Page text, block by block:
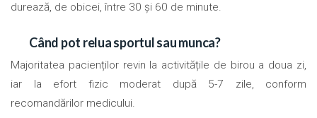
durează, de obicei, între 30 și 60 de minute.
Când pot relua sportul sau munca?
Majoritatea pacienților revin la activitățile de birou a doua zi,
iar la efort fizic moderat după 5-7 zile, conform
recomandărilor medicului.